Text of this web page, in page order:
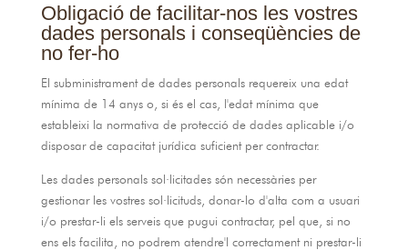
Obligació de facilitar-nos les vostres
dades personals i conseqüències de
no fer-ho
El subministrament de dades personals requereix una edat
mínima de 14 anys o, si és el cas, l'edat mínima que
estableixi la normativa de protecció de dades aplicable i/o
disposar de capacitat jurídica suficient per contractar.
Les dades personals sol·licitades són necessàries per
gestionar les vostres sol·licituds, donar-lo d'alta com a usuari
i/o prestar-li els serveis que pugui contractar, pel que, si no
ens els facilita, no podrem atendre'l correctament ni prestar-li